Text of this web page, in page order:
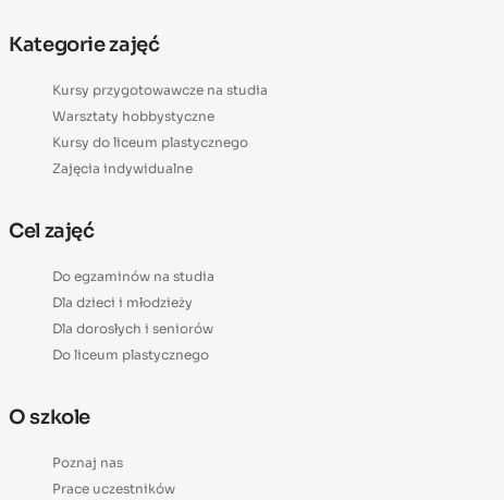
Kategorie zajęć
Kursy przygotowawcze na studia
Warsztaty hobbystyczne
Kursy do liceum plastycznego
Zajęcia indywidualne
Cel zajęć
Do egzaminów na studia
Dla dzieci i młodzieży
Dla dorosłych i seniorów
Do liceum plastycznego
O szkole
Poznaj nas
Prace uczestników